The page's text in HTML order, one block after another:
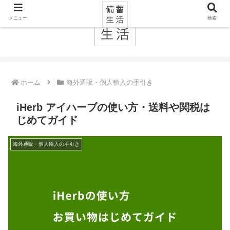
ホーム 海外通販・個人輸入の手引き
iHerb アイハーブの使い方・送料や関税は
じめてガイド
海外通販・個人輸入の手引き
メニュー 検索